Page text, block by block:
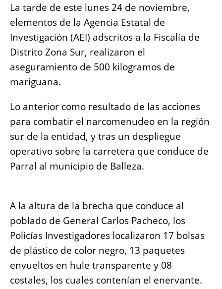
c
e
b
o
o
k
at
s
A
p
p
ss
e
n
g
er
ai
l
p
y
Li
n
k
a
re
La tarde de este lunes 24 de noviembre,
elementos de la Agencia Estatal de
Investigación (AEI) adscritos a la Fiscalía de
Distrito Zona Sur, realizaron el
aseguramiento de 500 kilogramos de
mariguana.
Lo anterior como resultado de las acciones
para combatir el narcomenudeo en la región
sur de la entidad, y tras un despliegue
operativo sobre la carretera que conduce de
Parral al municipio de Balleza.
A la altura de la brecha que conduce al
poblado de General Carlos Pacheco, los
Policías Investigadores localizaron 17 bolsas
de plástico de color negro, 13 paquetes
envueltos en hule transparente y 08
costales, los cuales contenían el enervante.